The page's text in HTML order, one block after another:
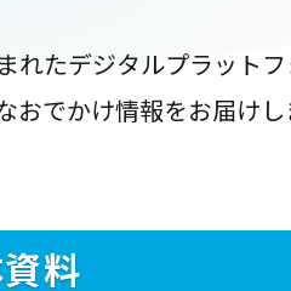
れたデジタルプラット
おでかけ情報をお届け
料